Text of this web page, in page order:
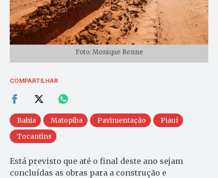
Foto: Monique Renne
COMPARTILHAR
Bahia Matopiba Pavimentação
Piauí
Tocantins
Está previsto que até o final deste ano sejam
concluídas as obras para a construção e